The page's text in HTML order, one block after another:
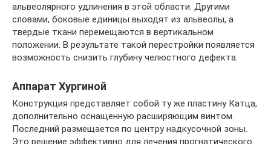
альвеолярного удлинения в этой области. Другими
словами, боковые единицы выходят из альвеолы, а
твердые ткани перемещаются в вертикальном
положении. В результате такой перестройки появляется
возможность снизить глубину челюстного дефекта.
Аппарат Хургиной
Конструкция представляет собой ту же пластину Катца,
дополнительно оснащенную расширяющим винтом.
Последний размещается по центру надкусочной зоны.
Это решение эффективно для лечения прогнатического